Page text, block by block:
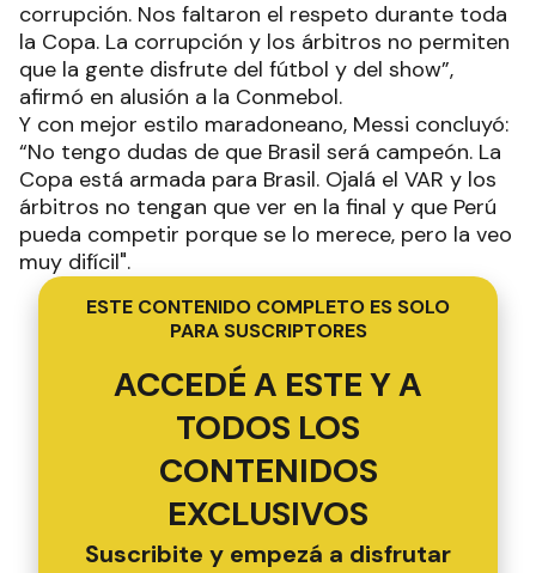
corrupción. Nos faltaron el respeto durante toda
la Copa. La corrupción y los árbitros no permiten
que la gente disfrute del fútbol y del show”,
afirmó en alusión a la Conmebol.
Y con mejor estilo maradoneano, Messi concluyó:
“No tengo dudas de que Brasil será campeón. La
Copa está armada para Brasil. Ojalá el VAR y los
árbitros no tengan que ver en la final y que Perú
pueda competir porque se lo merece, pero la veo
muy difícil".
ESTE CONTENIDO COMPLETO ES SOLO
PARA SUSCRIPTORES
ACCEDÉ A ESTE Y A
TODOS LOS
CONTENIDOS
EXCLUSIVOS
Suscribite y empezá a disfrutar